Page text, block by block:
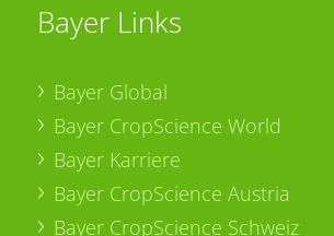
Bayer Links
Bayer Global
Bayer CropScience World
Bayer Karriere
Bayer CropScience Austria
Bayer CropScience Schweiz